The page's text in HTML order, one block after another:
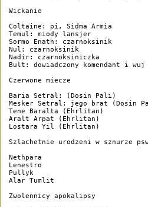
Wickanie
Coltaine: pi, Sidma Armia
Temul: miody lansjer
Sormo Enath: czarnoksinik
Nul: czarnoksinik
Nadir: czarnoksiniczka
Bult: dowiadczony komendant i wuj
Czerwone miecze
Baria Setral: (Dosin Pali)
Mesker Setral: jego brat (Dosin
Tene Baralta (Ehrlitan)
Aralt Arpat (Ehrlitan)
Lostara Yil (Ehrlitan)
Szlachetnie urodzeni w sznurze
Nethpara
Lenestro
Pullyk
Alar Tumlit
Zwolennicy apokalipsy